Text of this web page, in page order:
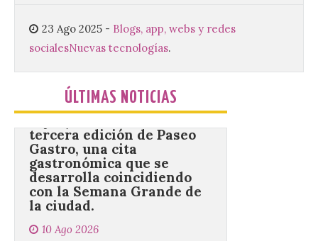
23 Ago 2025 - Blogs, app, webs y redes
socialesNuevas tecnologías.
ÚLTIMAS NOTICIAS
semana de actividades en […]
Gijón/Xixón celebra la
tercera edición de Paseo
Gastro, una cita
gastronómica que se
desarrolla coincidiendo
con la Semana Grande de
la ciudad.
10 Ago 2026